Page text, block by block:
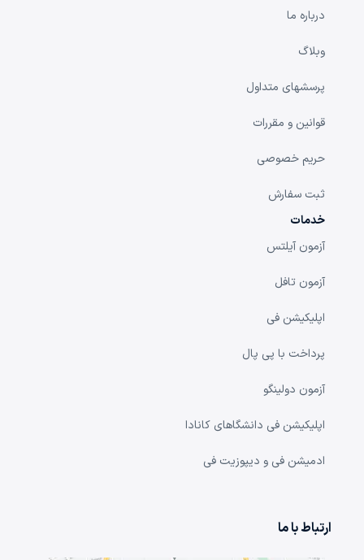
درباره ما
وبلاگ
پرسشهای متداول
قوانین و مقررات
حریم خصوصی
ثبت سفارش
خدمات
آزمون آیلتس
آزمون تافل
اپلیکیشن فی
پرداخت با پی پال
آزمون دولینگو
اپلیکیشن فی دانشگا‌های کانادا
ادمیشن فی و دیپوزیت فی
ارتباط با ما